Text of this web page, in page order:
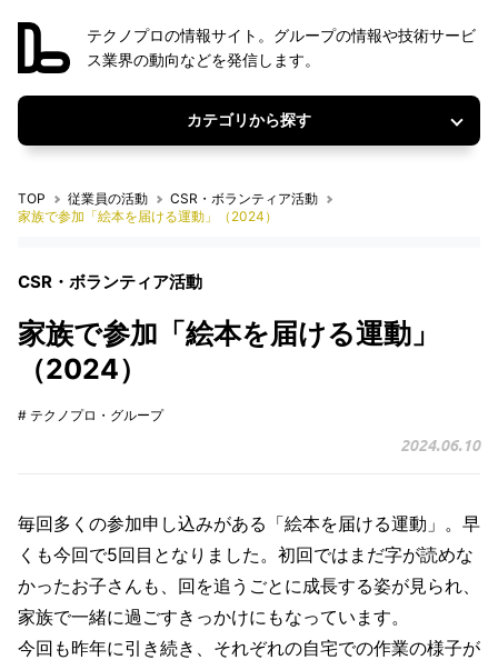
テクノプロの情報サイト。グループの情報や技術サービ
ス業界の動向などを発信します。
カテゴリから探す
TOP 従業員の活動
CSR・ボランティア活動
家族で参加「絵本を届ける運動」（2024）
CSR・ボランティア活動
家族で参加「絵本を届ける運動」
（2024）
# テクノプロ・グループ
2024.06.10
毎回多くの参加申し込みがある「絵本を届ける運動」。早
くも今回で5回目となりました。初回ではまだ字が読めな
かったお子さんも、回を追うごとに成長する姿が見られ、
家族で一緒に過ごすきっかけにもなっています。
今回も昨年に引き続き、それぞれの自宅での作業の様子が